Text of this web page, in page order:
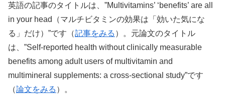
英語の記事のタイトルは、”Multivitamins’ ‘benefits’ are all
in your head（マルチビタミンの効果は「効いた気にな
る」だけ）”です（記事をみる ）。元論文のタイトル
は、”Self-reported health without clinically measurable
benefits among adult users of multivitamin and
multimineral supplements: a cross-sectional study”です
（論文をみる ）。